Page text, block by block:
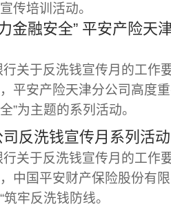
传培训活动。
金融安全” 平安产险天
关于反洗钱宣传月的工作
平安产险天津分公司高度
”为主题的系列活动。
反洗钱宣传月系列活动
关于反洗钱宣传月的工作
中国平安财产保险股份有
牢反洗钱防线。